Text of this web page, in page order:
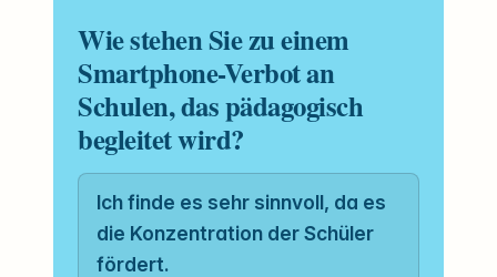
Wie stehen Sie zu einem
Smartphone-Verbot an
Schulen, das pädagogisch
begleitet wird?
Ich finde es sehr sinnvoll, da es
die Konzentration der Schüler
fördert.